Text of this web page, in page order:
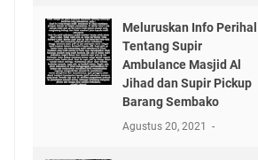
Meluruskan Info Perihal
Tentang Supir
Ambulance Masjid Al
Jihad dan Supir Pickup
Barang Sembako
Agustus 20, 2021